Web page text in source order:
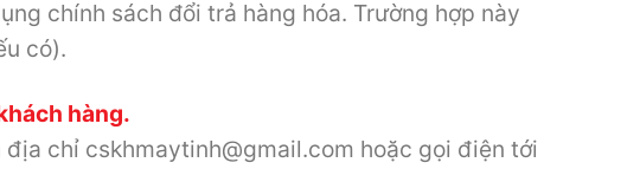
chính sách đổi trả hàng hóa. Trường hợp này
có).
hàng.
chỉ cskhmaytinh@gmail.com hoặc gọi điện tới